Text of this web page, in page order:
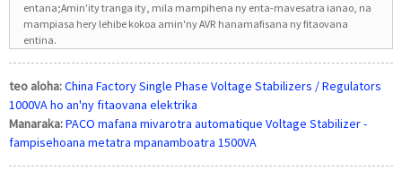
entana;Amin'ity tranga ity, mila mampihena ny enta-mavesatra ianao, na
mampiasa hery lehibe kokoa amin'ny AVR hanamafisana ny fitaovana
entina.
teo aloha:China Factory Single Phase Voltage Stabilizers / Regulators
1000VA ho an'ny fitaovana elektrika
Manaraka:PACO mafana mivarotra automatique Voltage Stabilizer -
fampisehoana metatra mpanamboatra 1500VA